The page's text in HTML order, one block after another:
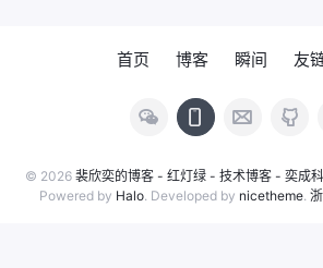
系统工程概
一种组织管理
首页 博客 瞬间 友
© 2026 裴欣奕的博客 - 红灯绿 - 技术博客 - 奕成
Powered by Halo. Developed by nicetheme.